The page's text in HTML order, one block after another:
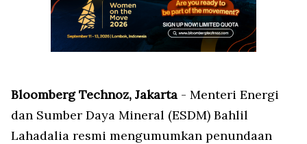
Bloomberg Technoz, Jakarta - Menteri Energi
dan Sumber Daya Mineral (ESDM) Bahlil
Lahadalia resmi mengumumkan penundaan